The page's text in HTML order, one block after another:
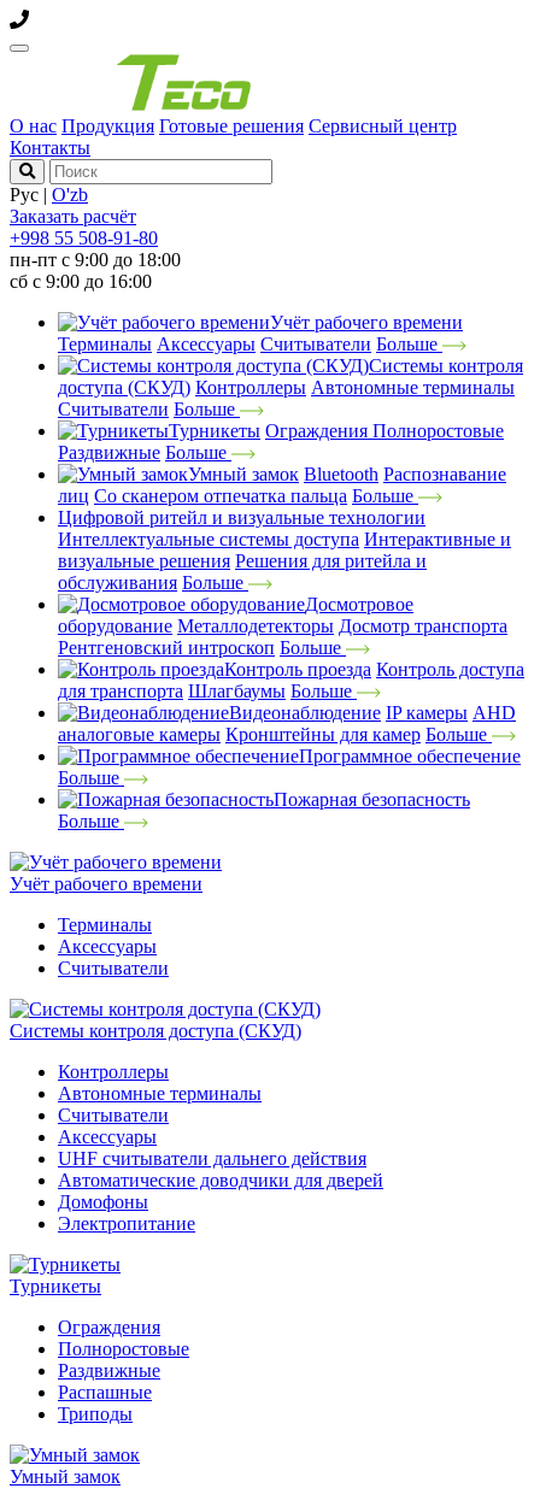
О нас Продукция Готовые решения Сервисный центр
Контакты
Рус | O'zb
Заказать расчёт
+998 55 508-91-80
пн-пт с 9:00 до 18:00
сб с 9:00 до 16:00
Учёт рабочего времени
Терминалы Аксессуары Считыватели Больше
Системы контроля
доступа (СКУД) Контроллеры Автономные терминалы
Считыватели Больше
Турникеты Ограждения Полноростовые
Раздвижные Больше
Умный замок Bluetooth Распознавание
лиц Со сканером отпечатка пальца Больше
Цифровой ритейл и визуальные технологии
Интеллектуальные системы доступа Интерактивные и
визуальные решения Решения для ритейла и
обслуживания Больше
Досмотровое
оборудование Металлодетекторы Досмотр транспорта
Рентгеновский интроскоп Больше
Контроль проезда Контроль доступа
для транспорта Шлагбаумы Больше
Видеонаблюдение IP камеры AHD
аналоговые камеры Кронштейны для камер Больше
Программное обеспечение
Больше
Пожарная безопасность
Больше
Учёт рабочего времени
Терминалы
Аксессуары
Считыватели
Системы контроля доступа (СКУД)
Контроллеры
Автономные терминалы
Считыватели
Аксессуары
UHF считыватели дальнего действия
Автоматические доводчики для дверей
Домофоны
Электропитание
Турникеты
Ограждения
Полноростовые
Раздвижные
Распашные
Триподы
Умный замок